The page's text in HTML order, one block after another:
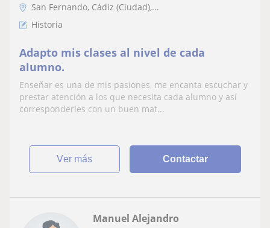
San Fernando, Cádiz (Ciudad),...
Historia
Adapto mis clases al nivel de cada
alumno.
Enseñar es una de mis pasiones, me encanta escuchar y
prestar atención a los que necesita cada alumno y así
corresponderles con un buen mat...
ver más Contactar
Manuel Alejandro